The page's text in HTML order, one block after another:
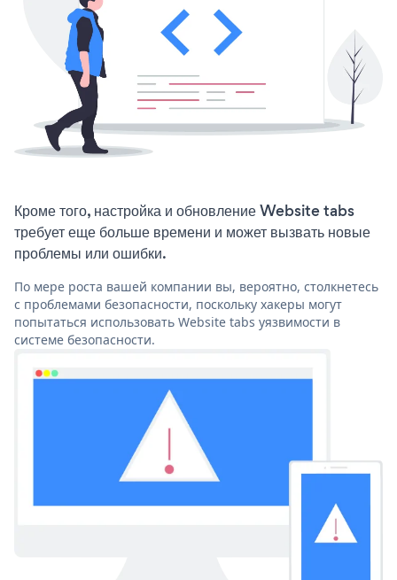
Кроме того, настройка и обновление Website tabs
требует еще больше времени и может вызвать новые
проблемы или ошибки.
По мере роста вашей компании вы, вероятно, столкнетесь
с проблемами безопасности, поскольку хакеры могут
попытаться использовать Website tabs уязвимости в
системе безопасности.